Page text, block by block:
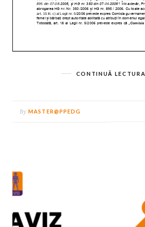
CONTINUĂ LECTURA
By MASTER@PPEDG